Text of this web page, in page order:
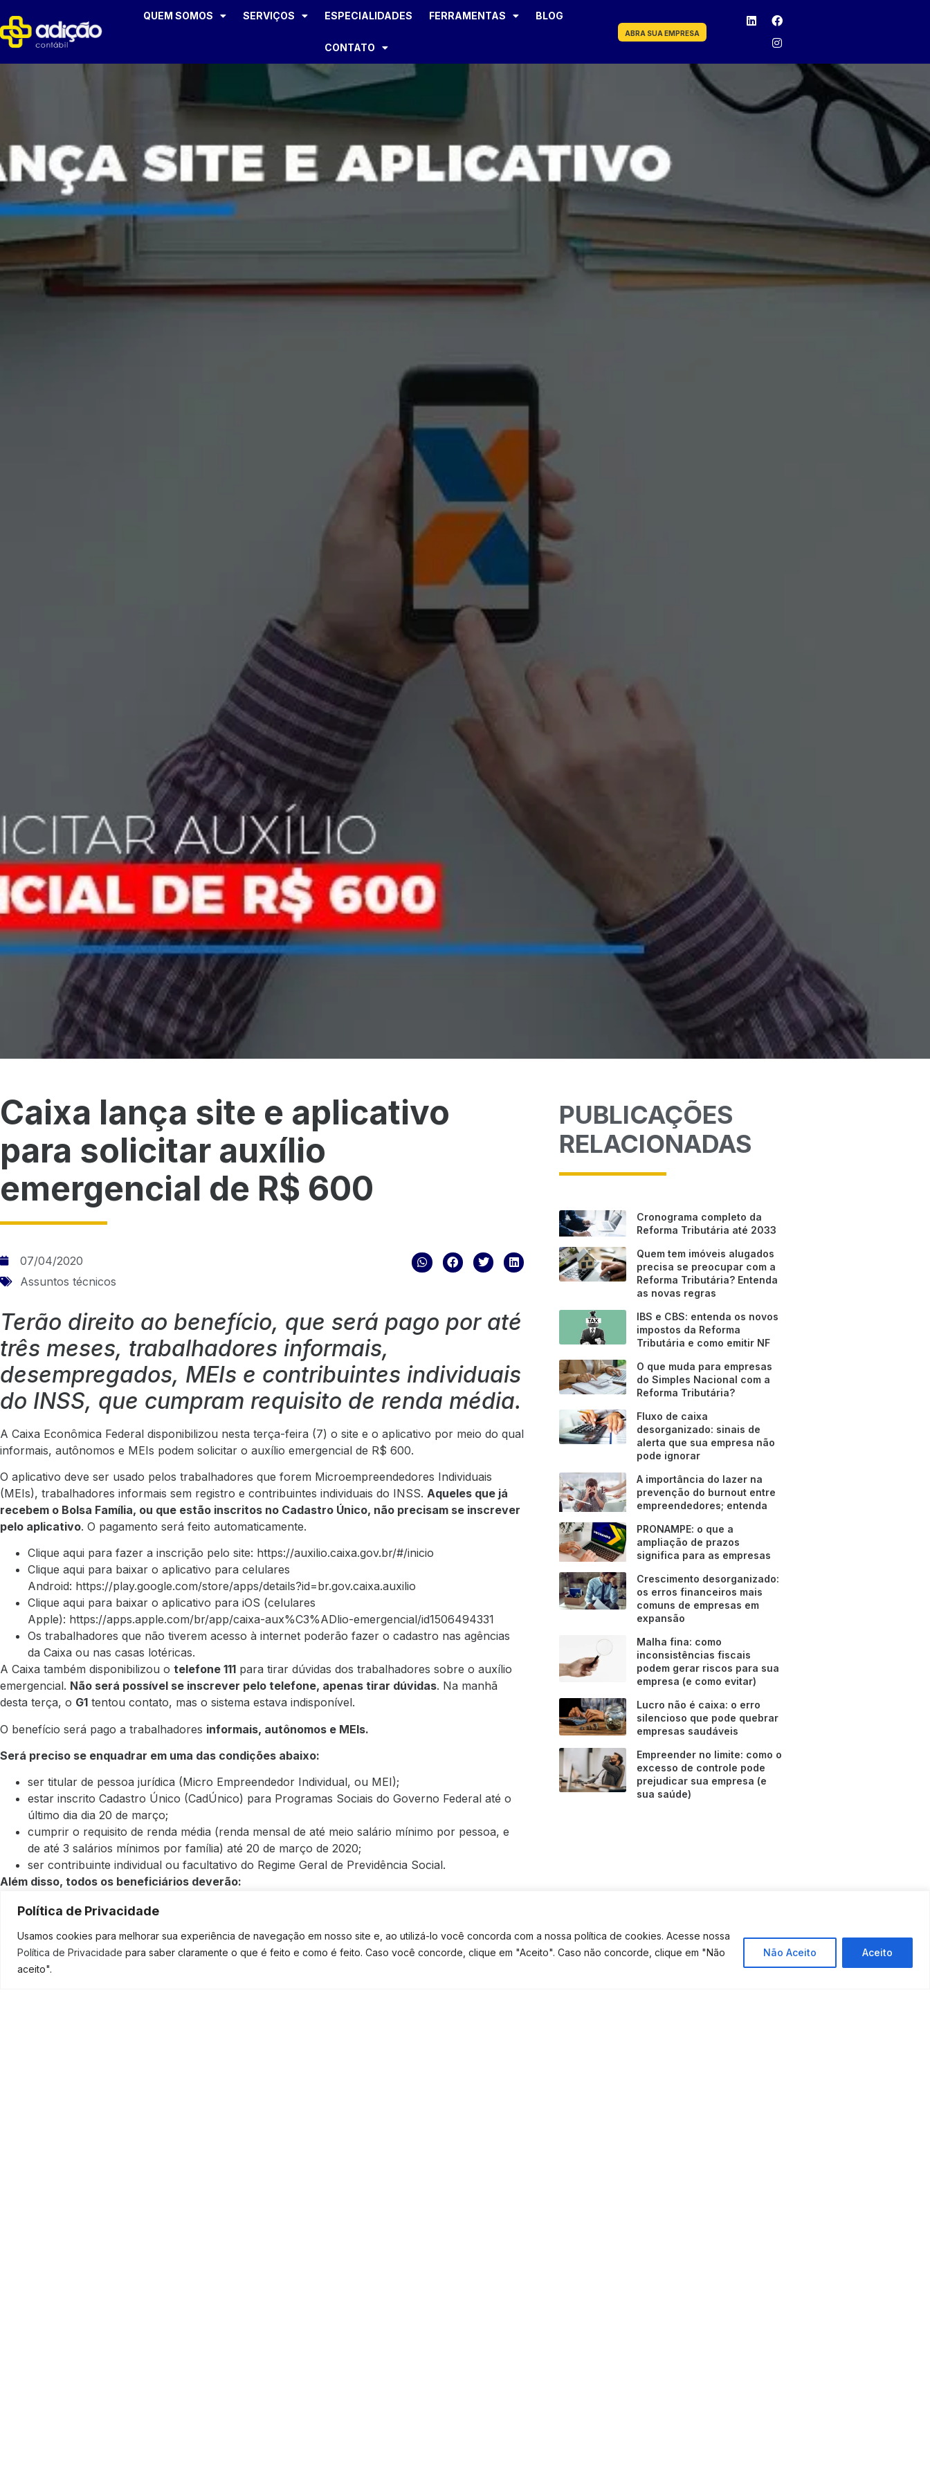
Política de Privacidade
Usamos cookies para melhorar sua experiência de navegação em nosso site e, ao utilizá-lo você concorda com a nossa política de cookies. Acesse nossa
Política de Privacidade para saber claramente o que é feito e como é feito. Caso você concorde, clique em "Aceito". Caso não concorde, clique em "Não
aceito".
Não Aceito Aceito
QUEM SOMOS SERVIÇOS ESPECIALIDADES FERRAMENTAS BLOG
CONTATO
ABRA SUA EMPRESA
Caixa lança site e aplicativo
para solicitar auxílio
emergencial de R$ 600
07/04/2020
Assuntos técnicos
Terão direito ao benefício, que será pago por até
três meses, trabalhadores informais,
desempregados, MEIs e contribuintes individuais
do INSS, que cumpram requisito de renda média.
A Caixa Econômica Federal disponibilizou nesta terça-feira (7) o site e o aplicativo por meio do qual
informais, autônomos e MEIs podem solicitar o auxílio emergencial de R$ 600.
O aplicativo deve ser usado pelos trabalhadores que forem Microempreendedores Individuais
(MEIs), trabalhadores informais sem registro e contribuintes individuais do INSS. Aqueles que já
recebem o Bolsa Família, ou que estão inscritos no Cadastro Único, não precisam se inscrever
pelo aplicativo. O pagamento será feito automaticamente.
Clique aqui para fazer a inscrição pelo site: https://auxilio.caixa.gov.br/#/inicio
Clique aqui para baixar o aplicativo para celulares
Android: https://play.google.com/store/apps/details?id=br.gov.caixa.auxilio
Clique aqui para baixar o aplicativo para iOS (celulares
Apple): https://apps.apple.com/br/app/caixa-aux%C3%ADlio-emergencial/id1506494331
Os trabalhadores que não tiverem acesso à internet poderão fazer o cadastro nas agências
da Caixa ou nas casas lotéricas.
A Caixa também disponibilizou o telefone 111 para tirar dúvidas dos trabalhadores sobre o auxílio
emergencial. Não será possível se inscrever pelo telefone, apenas tirar dúvidas. Na manhã
desta terça, o G1 tentou contato, mas o sistema estava indisponível.
O benefício será pago a trabalhadores informais, autônomos e MEIs.
Será preciso se enquadrar em uma das condições abaixo:
ser titular de pessoa jurídica (Micro Empreendedor Individual, ou MEI);
estar inscrito Cadastro Único (CadÚnico) para Programas Sociais do Governo Federal até o
último dia dia 20 de março;
cumprir o requisito de renda média (renda mensal de até meio salário mínimo por pessoa, e
de até 3 salários mínimos por família) até 20 de março de 2020;
ser contribuinte individual ou facultativo do Regime Geral de Previdência Social.
Além disso, todos os beneficiários deverão:
ter mais de 18 anos de idade;
ter renda mensal até 3 salários mínimos (R$ 3.135) por família;
não ter recebido rendimentos tributáveis acima de R$ 28.559,70 em 2018.
A mulher que for mãe e chefe de família, e estiver dentro dos demais critérios, poderá
PUBLICAÇÕES
RELACIONADAS
Cronograma completo da
Reforma Tributária até 2033
Quem tem imóveis alugados
precisa se preocupar com a
Reforma Tributária? Entenda
as novas regras
IBS e CBS: entenda os novos
impostos da Reforma
Tributária e como emitir NF
O que muda para empresas
do Simples Nacional com a
Reforma Tributária?
Fluxo de caixa
desorganizado: sinais de
alerta que sua empresa não
pode ignorar
A importância do lazer na
prevenção do burnout entre
empreendedores; entenda
PRONAMPE: o que a
ampliação de prazos
significa para as empresas
Crescimento desorganizado:
os erros financeiros mais
comuns de empresas em
expansão
Malha fina: como
inconsistências fiscais
podem gerar riscos para sua
empresa (e como evitar)
Lucro não é caixa: o erro
silencioso que pode quebrar
empresas saudáveis
Empreender no limite: como o
excesso de controle pode
prejudicar sua empresa (e
sua saúde)